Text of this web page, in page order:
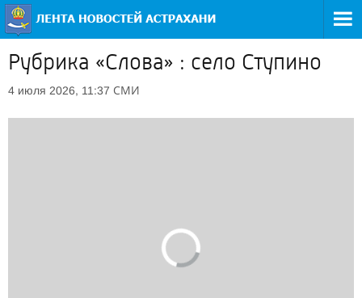
Рубрика «Слова» : село Ступино
4 июля 2026, 11:37 СМИ